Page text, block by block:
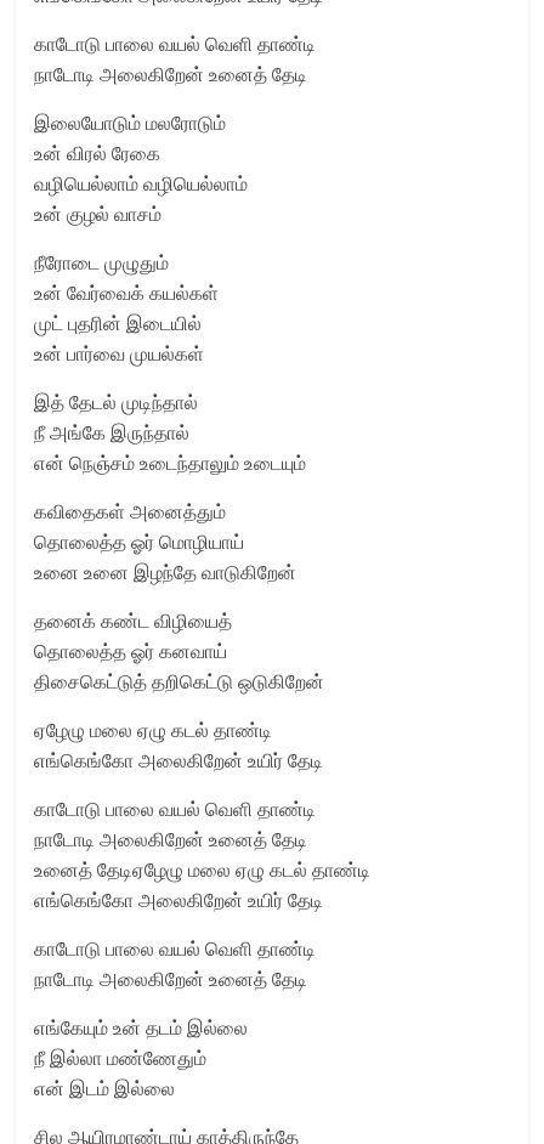
காடோடு பாலை வயல் வெளி தாண்டி
நாடோடி அலைகிறேன் உனைத் தேடி
இலையோடும் மலரோடும்
உன் விரல் ரேகை
வழியெல்லாம் வழியெல்லாம்
உன் குழல் வாசம்
நீரோடை முழுதும்
உன் வேர்வைக் கயல்கள்
முட் புதரின் இடையில்
உன் பார்வை முயல்கள்
இத் தேடல் முடிந்தால்
நீ அங்கே இருந்தால்
என் நெஞ்சம் உடைந்தாலும் உடையும்
கவிதைகள் அனைத்தும்
தொலைத்த ஓர் மொழியாய்
உனை உனை இழந்தே வாடுகிறேன்
தனைக் கண்ட விழியைத்
தொலைத்த ஓர் கனவாய்
திசைகெட்டுத் தறிகெட்டு ஒடுகிறேன்
ஏழேழு மலை ஏழு கடல் தாண்டி
எங்கெங்கோ அலைகிறேன் உயிர் தேடி
காடோடு பாலை வயல் வெளி தாண்டி
நாடோடி அலைகிறேன் உனைத் தேடி
உனைத் தேடிஏழேழு மலை ஏழு கடல் தாண்டி
எங்கெங்கோ அலைகிறேன் உயிர் தேடி
காடோடு பாலை வயல் வெளி தாண்டி
நாடோடி அலைகிறேன் உனைத் தேடி
எங்கேயும் உன் தடம் இல்லை
நீ இல்லா மண்ணேதும்
என் இடம் இல்லை
சில ஆயிரமாண்டாய் காத்திருந்தே